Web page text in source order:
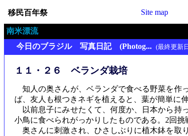
移民百年祭 Site map
南米漂流
今日のブラジル 写真日記 (Photog... (最終更新
１１・２６ ベランダ栽培
知人の奥さんが、ベランダで食べる野菜を作
ば、友人も根つきネギを植えると、葉が簡単に
以前息子にみせたくて、何度か、日本から持
小鳥に食べられがっかりしたものである。2回
奥さんに刺激され、ひさしぶりに植木鉢を取